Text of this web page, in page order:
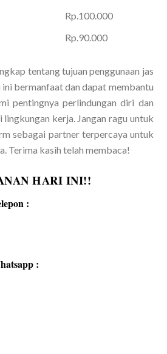
Rp.100.000
Rp.90.000
tentang tujuan penggunaan jas
bermanfaat dan dapat membantu
pentingnya perlindungan diri dan
kerja. Jangan ragu untuk
sebagai partner terpercaya untuk
Terima kasih telah membaca!
HARI INI!!
:
: